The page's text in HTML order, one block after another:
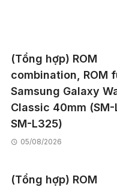
(Tổng hợp) ROM
combination, ROM
Samsung Galaxy
Classic 40mm
SM-L325)
05/08/2026
(Tổng hợp) ROM